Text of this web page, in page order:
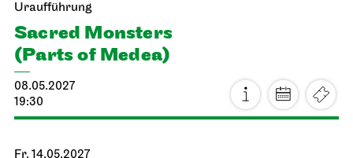
Uraufführung
Sacred Monsters
(Parts of Medea)
08.05.2027
19:30
Fr, 14.05.2027